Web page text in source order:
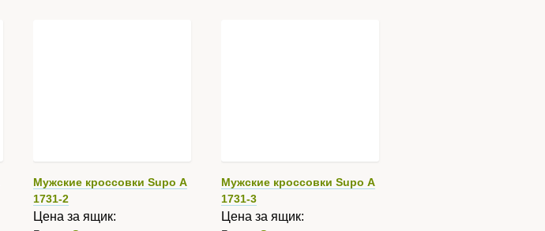
Мужские кроссовки Supo А
1731-2
Цена за ящик:
Мужские кроссовки Supo А
1731-3
Цена за ящик: